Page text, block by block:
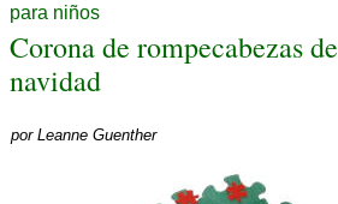
para niños
Corona de rompecabezas de
navidad
por Leanne Guenther